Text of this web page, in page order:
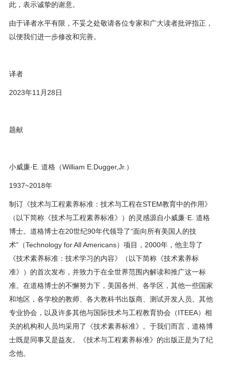
此，表示诚挚的谢意。
由于译者水平有限，不妥之处敬请各位专家和广大读者批评指正，
以便我们进一步修改和完善。
译者
2023年11月28日
题献
小威廉·E. 道格（William E.Dugger,Jr.）
1937~2018年
制订《技术与工程素养标准：技术与工程在STEM教育中的作用》
（以下简称《技术与工程素养标准》）的灵感源自小威廉·E. 道格
博士。道格博士在20世纪90年代领导了“面向所有美国人的技
术”（Technology for All Americans）项目，2000年，他主导了
《技术素养标准：技术学习的内容》（以下简称《技术素养标
准》）的首次发布，并致力于在全世界范围内解读和推广这一标
准。在道格博士的不懈努力下，美国各州、各学区，其他一些国家
和地区，各学校的教师、各大教科书出版商、测试开发人员、其他
专业协会，以及许多其他与国际技术与工程教育协会（ITEEA）相
关的机构和人员均采用了《技术素养标准》。于我们而言，道格博
士既是同事又是益友。《技术与工程素养标准》的出版正是为了纪
念他。